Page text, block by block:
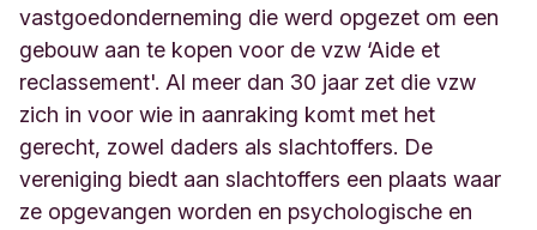
vastgoedonderneming die werd opgezet om een
gebouw aan te kopen voor de vzw ‘Aide et
reclassement'. Al meer dan 30 jaar zet die vzw
zich in voor wie in aanraking komt met het
gerecht, zowel daders als slachtoffers. De
vereniging biedt aan slachtoffers een plaats waar
ze opgevangen worden en psychologische en